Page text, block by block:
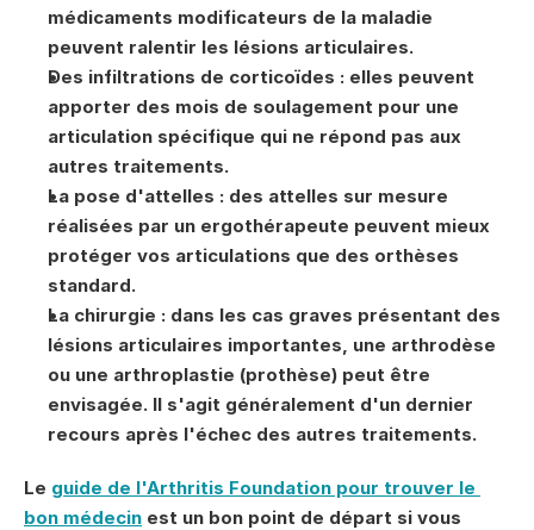
médicaments modificateurs de la maladie
peuvent ralentir les lésions articulaires.
Des infiltrations de corticoïdes : elles peuvent
apporter des mois de soulagement pour une
articulation spécifique qui ne répond pas aux
autres traitements.
La pose d'attelles : des attelles sur mesure
réalisées par un ergothérapeute peuvent mieux
protéger vos articulations que des orthèses
standard.
La chirurgie : dans les cas graves présentant des
lésions articulaires importantes, une arthrodèse
ou une arthroplastie (prothèse) peut être
envisagée. Il s'agit généralement d'un dernier
recours après l'échec des autres traitements.
Le guide de l'Arthritis Foundation pour trouver le
bon médecin est un bon point de départ si vous